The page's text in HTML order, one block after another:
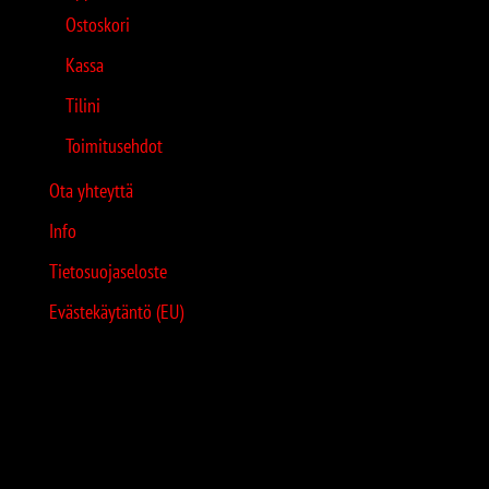
Ostoskori
Kassa
Tilini
Toimitusehdot
Ota yhteyttä
Info
Tietosuojaseloste
Evästekäytäntö (EU)